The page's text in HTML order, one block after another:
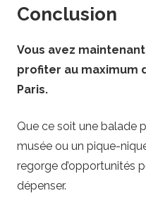
Conclusion
Vous avez
profiter au maximum
Paris.
Que ce soit une balade
musée ou un pique-
regorge d’opportunités
dépenser.